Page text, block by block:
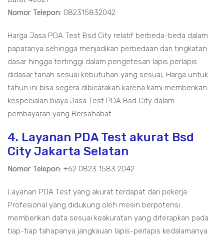
Nomor Telepon: 082315832042
Harga Jasa PDA Test Bsd City relatif berbeda-beda dalam
paparanya sehingga menjadikan perbedaan dari tingkatan
dasar hingga tertinggi dalam pengetesan lapis perlapis
didasar tanah sesuai kebutuhan yang sesuai, Harga untuk
tahun ini bisa segera dibicarakan karena kami memberikan
kespecialan biaya Jasa Test PDA Bsd City dalam
pembayaran yang Bersahabat.
4. Layanan PDA Test akurat Bsd
City Jakarta Selatan
Nomor Telepon: +62 0823 1583 2042
Layanan PDA Test yang akurat terdapat dari pekerja
Profesional yang didukung oleh mesin berpotensi
memberikan data sesuai keakuratan yang diterapkan pada
tiap-tiap tahapanya jangkauan lapis-perlapis kedalamanya.